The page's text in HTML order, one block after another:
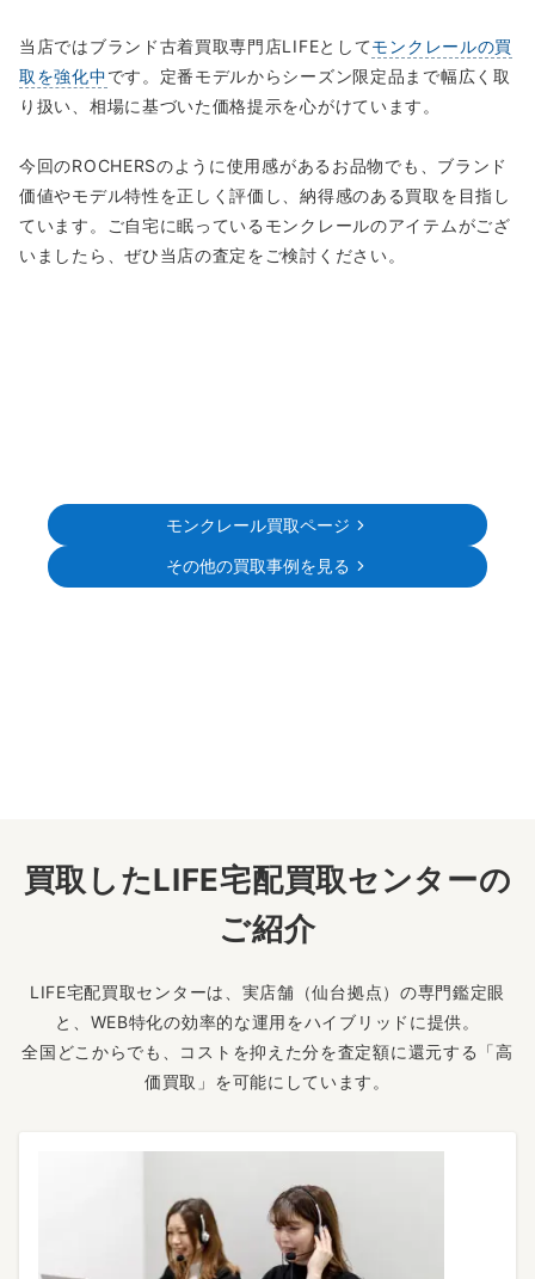
当店ではブランド古着買取専門店LIFEとしてモンクレールの買
取を強化中です。定番モデルからシーズン限定品まで幅広く取
り扱い、相場に基づいた価格提示を心がけています。
今回のROCHERSのように使用感があるお品物でも、ブランド
価値やモデル特性を正しく評価し、納得感のある買取を目指し
ています。ご自宅に眠っているモンクレールのアイテムがござ
いましたら、ぜひ当店の査定をご検討ください。
モンクレール買取ページ
その他の買取事例を見る
買取したLIFE宅配買取センターの
ご紹介
LIFE宅配買取センターは、実店舗（仙台拠点）の専門鑑定眼
と、WEB特化の効率的な運用をハイブリッドに提供。
全国どこからでも、コストを抑えた分を査定額に還元する「高
価買取」を可能にしています。